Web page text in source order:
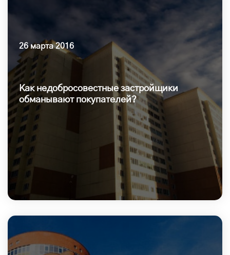
26 марта 2016
Как недобросовестные застройщики
обманывают покупателей?